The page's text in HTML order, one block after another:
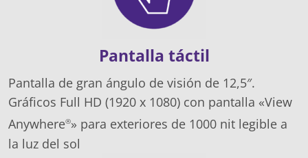
Pantalla táctil
Pantalla de gran ángulo de visión de 12,5″.
Gráficos Full HD (1920 x 1080) con pantalla «View
Anywhere®» para exteriores de 1000 nit legible a
la luz del sol